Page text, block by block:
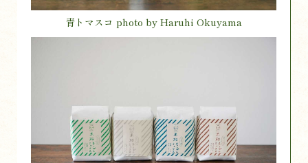
青トマスコ photo by Haruhi Okuyama